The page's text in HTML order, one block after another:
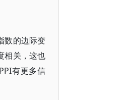
数的边际变
相关，这也
有更多信